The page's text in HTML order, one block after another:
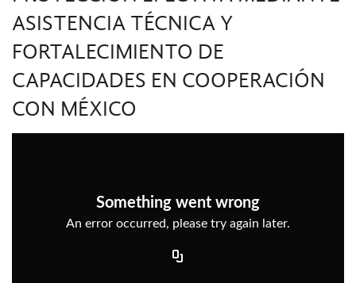
ASISTENCIA TÉCNICA Y
FORTALECIMIENTO DE
CAPACIDADES EN COOPERACIÓN
CON MÉXICO